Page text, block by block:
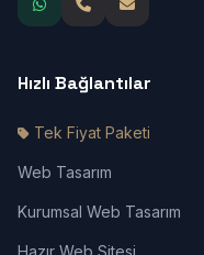
Hızlı Bağlantılar
Tek Fiyat Paketi
Web Tasarım
Kurumsal Web Tasarım
Hazır Web Sitesi